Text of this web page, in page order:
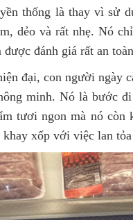
thống là thay vì sử
dẻo và rất nhẹ. Nó
đánh giá rất an
đại, con người ngày
minh. Nó là bước
tươi ngon mà nó
xốp với việc lan